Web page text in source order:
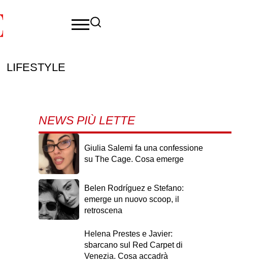
LIFESTYLE
NEWS PIÙ LETTE
Giulia Salemi fa una confessione
su The Cage. Cosa emerge
Belen Rodríguez e Stefano:
emerge un nuovo scoop, il
retroscena
Helena Prestes e Javier:
sbarcano sul Red Carpet di
Venezia. Cosa accadrà